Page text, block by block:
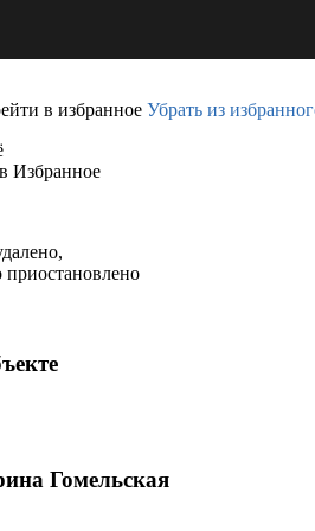
в избранное Убрать из
Избранное
Гомельская